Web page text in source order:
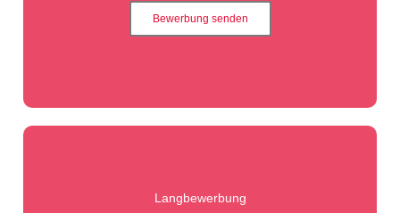
Bewerbung senden
Langbewerbung